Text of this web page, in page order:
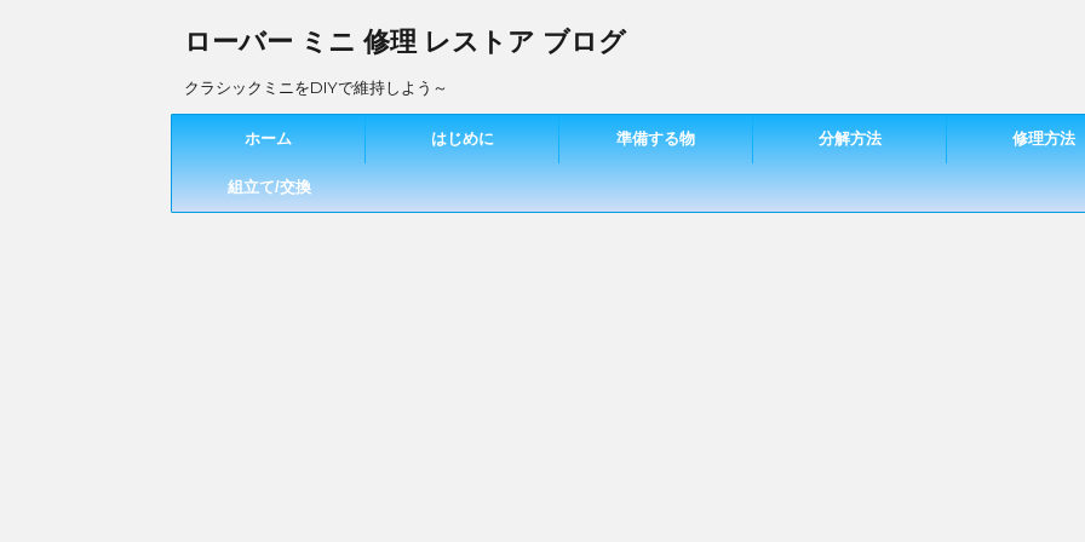
ローバー ミニ 修理 レストア ブログ
クラシックミニをDIYで維持しよう～
ホーム はじめに 準備する物 分解方法 修理方法
組立て/交換